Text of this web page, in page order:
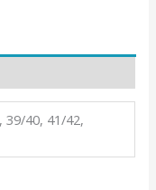
39/40, 41/42,